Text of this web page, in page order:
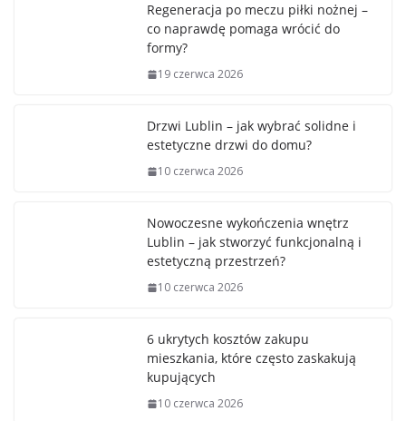
Regeneracja po meczu piłki nożnej –
co naprawdę pomaga wrócić do
formy?
19 czerwca 2026
Drzwi Lublin – jak wybrać solidne i
estetyczne drzwi do domu?
10 czerwca 2026
Nowoczesne wykończenia wnętrz
Lublin – jak stworzyć funkcjonalną i
estetyczną przestrzeń?
10 czerwca 2026
6 ukrytych kosztów zakupu
mieszkania, które często zaskakują
kupujących
10 czerwca 2026